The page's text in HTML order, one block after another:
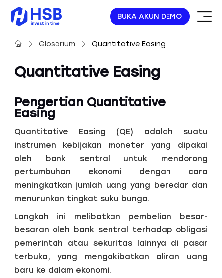
BUKA AKUN DEMO
Glosarium Quantitative Easing
Quantitative Easing
Pengertian Quantitative
Easing
Quantitative Easing (QE) adalah suatu
instrumen kebijakan moneter yang dipakai
oleh bank sentral untuk mendorong
pertumbuhan ekonomi dengan cara
meningkatkan jumlah uang yang beredar dan
menurunkan tingkat suku bunga.
Langkah ini melibatkan pembelian besar-
besaran oleh bank sentral terhadap obligasi
pemerintah atau sekuritas lainnya di pasar
terbuka, yang mengakibatkan aliran uang
baru ke dalam ekonomi.